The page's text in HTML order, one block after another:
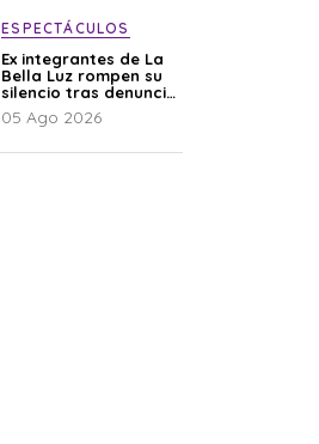
ESPECTÁCULOS
Ex integrantes de La
Bella Luz rompen su
silencio tras denuncia
de Naldy: “Todo el
mundo lo sabía”
05 Ago 2026